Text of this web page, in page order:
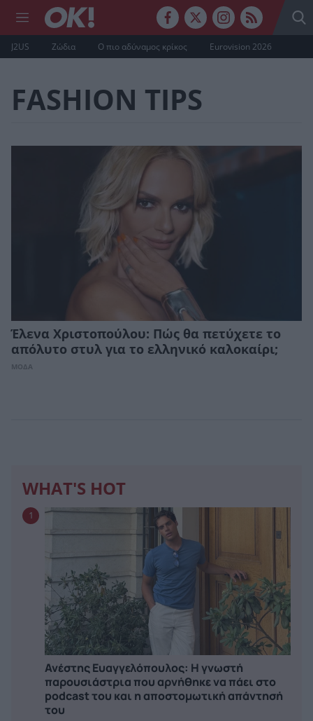
J2US Ζώδια Ο πιο αδύναμος κρίκος Eurovision 2026
FASHION TIPS
Έλενα Χριστοπούλου: Πώς θα πετύχετε το
απόλυτο στυλ για το ελληνικό καλοκαίρι;
ΜΟΔΑ
WHAT'S HOT
1
Ανέστης Ευαγγελόπουλος: Η γνωστή
παρουσιάστρια που αρνήθηκε να πάει στο
podcast του και η αποστομωτική απάντησή
του